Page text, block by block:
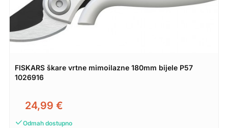
FISKARS škare vrtne mimoilazne 180mm bijele P57
1026916
24,99 €
Odmah dostupno